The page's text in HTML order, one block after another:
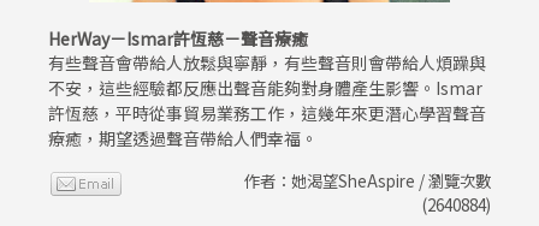
HerWay－Ismar許恆慈－聲音療癒
有些聲音會帶給人放鬆與寧靜，有些聲音則會帶給人煩躁與
不安，這些經驗都反應出聲音能夠對身體產生影響。Ismar
許恆慈，平時從事貿易業務工作，這幾年來更潛心學習聲音
療癒，期望透過聲音帶給人們幸福。
作者：她渴望SheAspire / 瀏覽次數
(2640884)